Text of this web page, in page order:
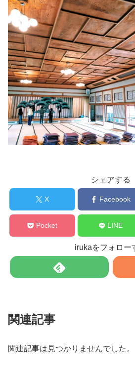
シェアする
X Facebook
Pocket LINE
irukaをフォロー
関連記事
関連記事は見つかりませんでした。